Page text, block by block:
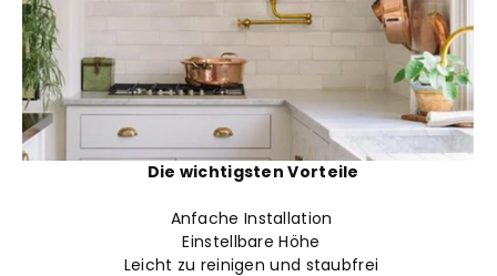
Die wichtigsten Vorteile
Anfache Installation
Einstellbare Höhe
Leicht zu reinigen und staubfrei